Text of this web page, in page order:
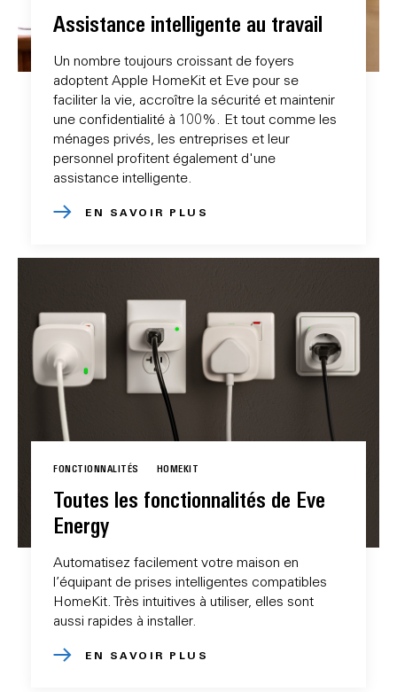
Assistance intelligente au travail
Un nombre toujours croissant de foyers
adoptent Apple HomeKit et Eve pour se
faciliter la vie, accroître la sécurité et maintenir
une confidentialité à 100%. Et tout comme les
ménages privés, les entreprises et leur
personnel profitent également d'une
assistance intelligente.
EN SAVOIR PLUS
FONCTIONNALITÉS HOMEKIT
Toutes les fonctionnalités de Eve
Energy
Automatisez facilement votre maison en
l’équipant de prises intelligentes compatibles
HomeKit. Très intuitives à utiliser, elles sont
aussi rapides à installer.
EN SAVOIR PLUS